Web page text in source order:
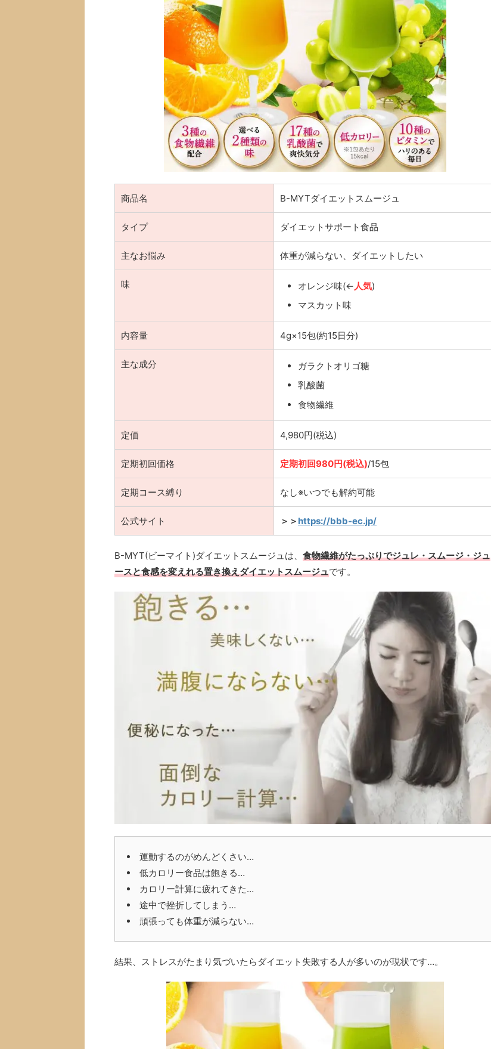
商品名 B-MYTダイエットスムージュ
タイプ ダイエットサポート食品
主なお悩み 体重が減らない、ダイエットしたい
味 オレンジ味(← 人気)
マスカット味
内容量 4g×15包(約15日分)
主な成分
ガラクトオリゴ糖
乳酸菌
食物繊維
定価 4,980円(税込)
定期初回価格 定期初回980円(税込)/15包
定期コース縛り なし※いつでも解約可能
公式サイト ＞＞ https://bbb-ec.jp/
B-MYT(ビーマイト)ダイエットスムージュは、 食物繊維がたっぷりでジュレ・スムージ・ジュ
ースと食感を変えれる置き換えダイエットスムージュです。
運動するのがめんどくさい…
低カロリー食品は飽きる…
カロリー計算に疲れてきた…
途中で挫折してしまう…
頑張っても体重が減らない…
結果、ストレスがたまり気づいたらダイエット失敗する人が多いのが現状です…。